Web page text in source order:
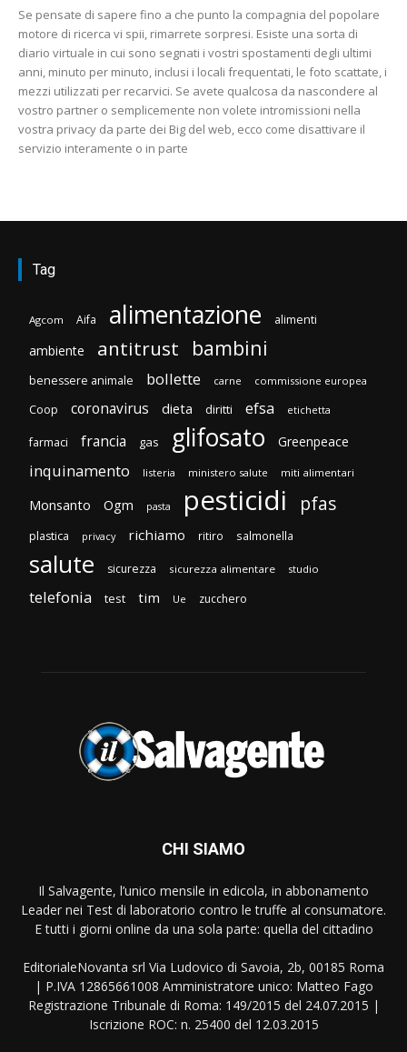
Se pensate di sapere fino a che punto la compagnia del popolare
motore di ricerca vi spii, rimarrete sorpresi. Esiste una sorta di
diario virtuale in cui sono segnati i vostri spostamenti degli ultimi
anni, minuto per minuto, inclusi i locali frequentati, le foto scattate, i
mezzi utilizzati per recarvici. Se avete qualcosa da nascondere al
vostro partner o semplicemente non volete intromissioni nella
vostra privacy da parte dei Big del web, ecco come disattivare il
servizio interamente o in parte
Tag
Agcom Aifa alimentazione alimenti
ambiente antitrust bambini
benessere animale bollette carne commissione europea
Coop coronavirus dieta diritti efsa etichetta
farmaci francia gas glifosato Greenpeace
inquinamento listeria ministero salute miti alimentari
Monsanto Ogm pasta pesticidi pfas
plastica privacy richiamo ritiro salmonella
salute sicurezza sicurezza alimentare studio
telefonia test tim Ue zucchero
CHI SIAMO
Il Salvagente, l’unico mensile in edicola, in abbonamento
Leader nei Test di laboratorio contro le truffe al consumatore.
E tutti i giorni online da una sola parte: quella del cittadino
EditorialeNovanta srl Via Ludovico di Savoia, 2b, 00185 Roma
| P.IVA 12865661008 Amministratore unico: Matteo Fago
Registrazione Tribunale di Roma: 149/2015 del 24.07.2015 |
Iscrizione ROC: n. 25400 del 12.03.2015